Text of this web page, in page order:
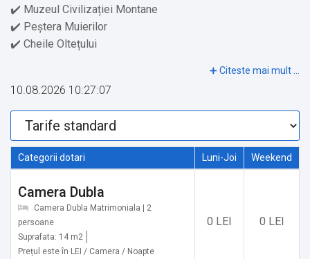
✔️ Muzeul Civilizației Montane
✔️ Peștera Muierilor
✔️ Cheile Oltețului
✔️ Obârșia Lotrului
✔️ Valea Frumoasei
✔️ Mănăstirea Tismana
✔️ Mănăstirea Dintr-un Lemn
✔️ Mănăstirea Polovragi
✔️ Stațiunea Săcelu
✔️ Lacul Glaciar Gâlcescu
✔️ Lacul Glaciar Mija
10.08.2026 10:27:07
Categorii dotari Luni-Joi Weekend
Camera Dubla
Camera Dubla Matrimoniala | 2
persoane
Suprafata: 14 m2
Prețul este în LEI / Camera / Noapte
0 LEI 0 LEI